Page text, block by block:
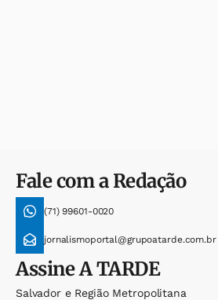
Fale com a Redação
(71) 99601-0020
jornalismoportal@grupoatarde.com.br
AssineA TARDE
Salvador e Região Metropolitana